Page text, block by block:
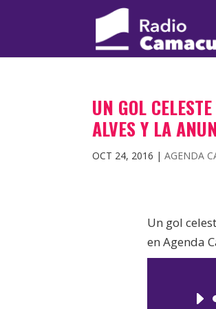
UN GOL
ALVES Y LA
OCT 24, 2016 |AGENDA
Un gol
en Agenda